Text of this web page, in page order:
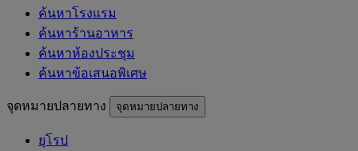
ค้นหาโรงแรม
ค้นหาร้านอาหาร
ค้นหาห้องประชุม
ค้นหาข้อเสนอพิเศษ
จุดหมายปลายทาง จุดหมายปลายทาง
ยุโรป